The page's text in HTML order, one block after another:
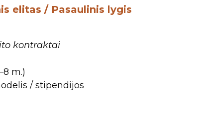
elitas / Pasaulinis lygis
kontraktai
m.)
/ stipendijos